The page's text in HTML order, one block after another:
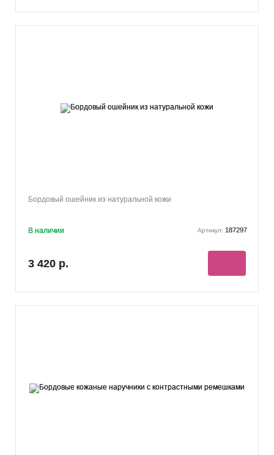
Бордовый ошейник из натуральной кожи
В наличии Артикул: 187297
3 420 р.